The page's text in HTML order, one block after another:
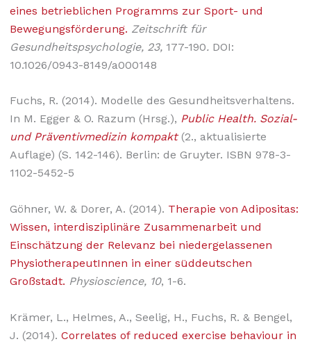
eines betrieblichen Programms zur Sport- und
Bewegungsförderung. Zeitschrift für
Gesundheitspsychologie, 23,177-190.DOI:
10.1026/0943-8149/a000148
Fuchs, R. (2014). Modelle des Gesundheitsverhaltens.
In M. Egger & O. Razum (Hrsg.), Public Health. Sozial-
und Präventivmedizin kompakt (2., aktualisierte
Auflage) (S. 142-146). Berlin: de Gruyter. ISBN 978-3-
1102-5452-5
Göhner, W. & Dorer, A. (2014). Therapie von Adipositas:
Wissen, interdisziplinäre Zusammenarbeit und
Einschätzung der Relevanz bei niedergelassenen
PhysiotherapeutInnen in einer süddeutschen
Großstadt. Physioscience, 10, 1-6.
Krämer, L., Helmes, A., Seelig, H., Fuchs, R. & Bengel,
J. (2014). Correlates of reduced exercise behaviour in